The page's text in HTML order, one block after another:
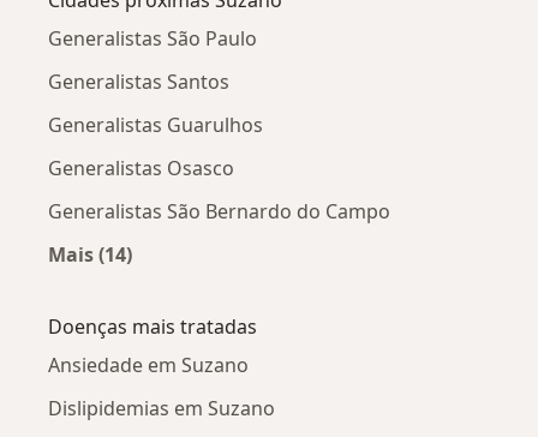
Generalistas São Paulo
Generalistas Santos
Generalistas Guarulhos
Generalistas Osasco
Generalistas São Bernardo do Campo
Mais (14)
Doenças mais tratadas
Ansiedade em Suzano
Dislipidemias em Suzano